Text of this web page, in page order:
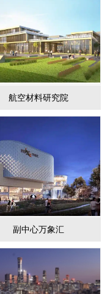
航空材料研究院
副中心万象汇